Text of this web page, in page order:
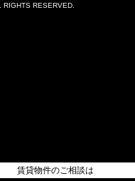
RESERVED.
賃貸物件のご相談は